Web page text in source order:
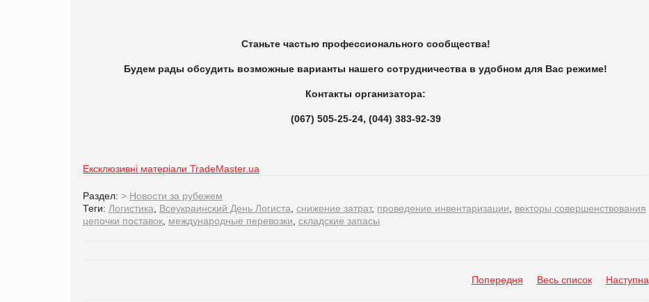
Станьте частью профессионального сообщества!
Будем рады обсудить возможные варианты нашего сотрудничества в удобном для Вас режиме!
Контакты организатора:
(067) 505-25-24, (044) 383-92-39
Ексклюзивні матеріали TradeMaster.ua
Раздел: > Новости за рубежем
Теги: Логистика Всеукраинский День Логиста снижение затрат, проведение инвентаризации
векторы совершенствования
цепочки поставок международные перевозки складские запасы
Попередня Весь список Наступна